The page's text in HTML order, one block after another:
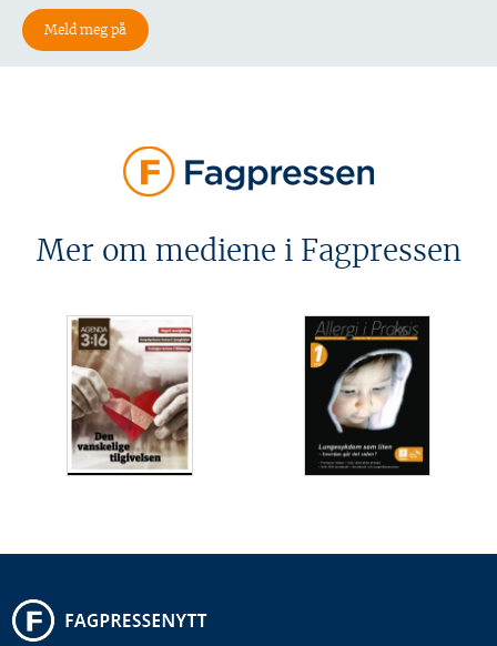
Mer om mediene i Fagpressen